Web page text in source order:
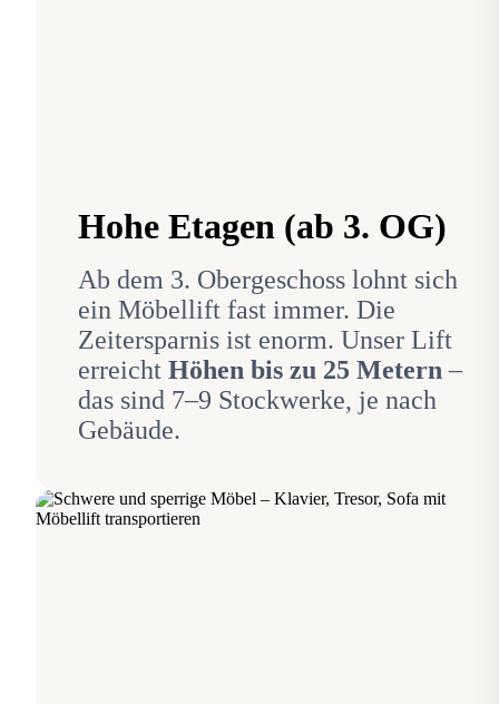
Hohe Etagen (ab 3. OG)
Ab dem 3. Obergeschoss lohnt sich
ein Möbellift fast immer. Die
Zeitersparnis ist enorm. Unser Lift
erreichtHöhen bis zu 25 Metern–
das sind 7–9 Stockwerke, je nach
Gebäude.